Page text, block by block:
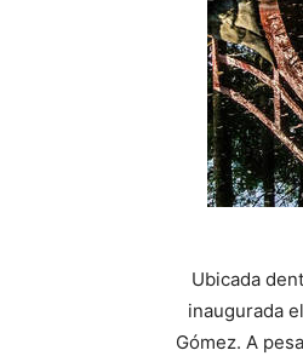
Ubicada
inaugurada
Gómez. A